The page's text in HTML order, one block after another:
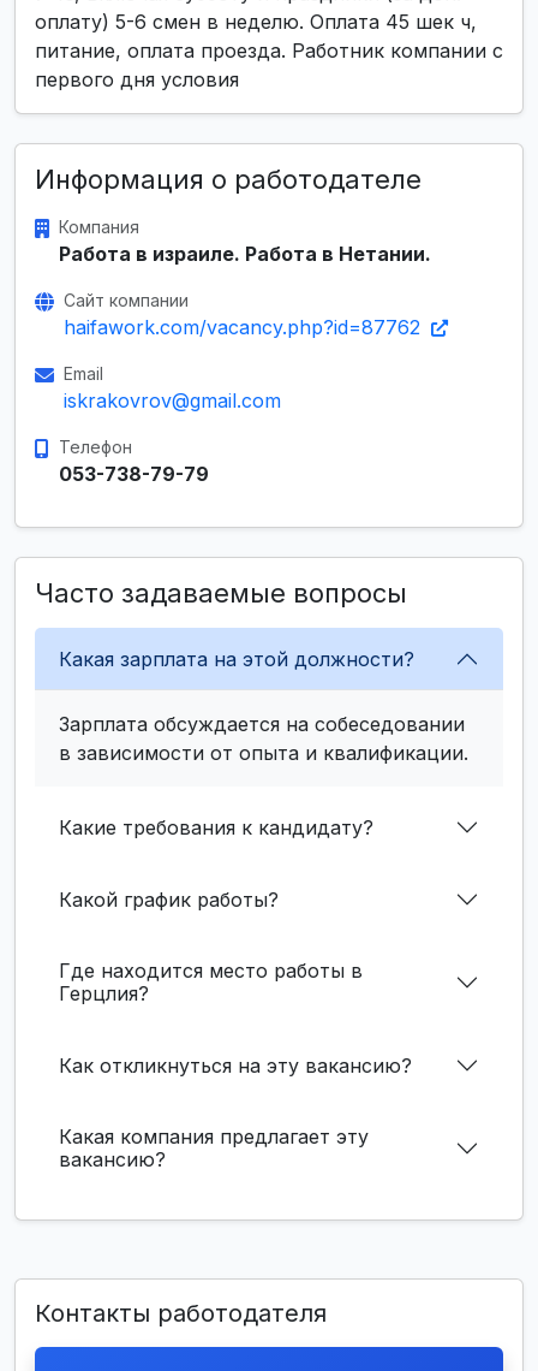
оплату) 5-6 смен в неделю. Оплата 45 шек ч,
питание, оплата проезда. Работник компании с
первого дня условия
Информация о работодателе
Компания
Работа в израиле. Работа в Нетании.
Сайт компании
haifawork.com/vacancy.php?id=87762
Email
iskrakovrov@gmail.com
Телефон
053-738-79-79
Часто задаваемые вопросы
Какая зарплата на этой должности?
Зарплата обсуждается на собеседовании
в зависимости от опыта и квалификации.
Какие требования к кандидату?
Какой график работы?
Где находится место работы в
Герцлия?
Как откликнуться на эту вакансию?
Какая компания предлагает эту
вакансию?
Контакты работодателя